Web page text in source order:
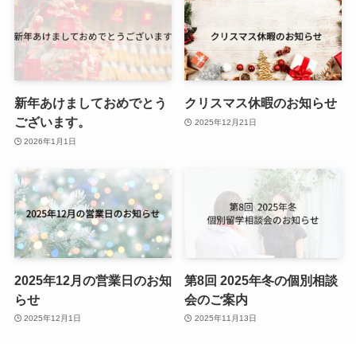
新年あけましておめでとう
ございます。
2026年1月1日
クリスマス休暇のお知らせ
2025年12月21日
2025年12月の営業日のお知
らせ
2025年12月1日
第8回 2025年冬の個別相談
会のご案内
2025年11月13日